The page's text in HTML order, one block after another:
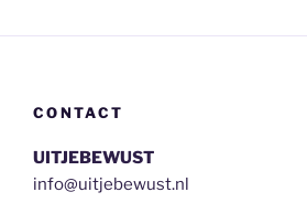
CONTACT
UITJEBEWUST
info@uitjebewust.nl